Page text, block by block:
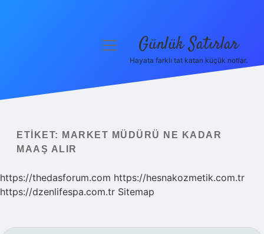
Yasal Uyarı
menüyü Günlük Satırlar
Hayata farklı tat katan küçük notlar.
ETIKET:
MARKET MÜDÜRÜ NE KADAR
MAAŞ ALIR
https://thedasforum.com https://hesnakozmetik.com.tr
https://dzenlifespa.com.tr Sitemap